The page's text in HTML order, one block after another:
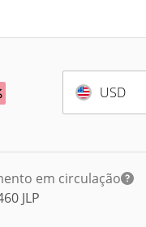
USD
em circulação
JLP